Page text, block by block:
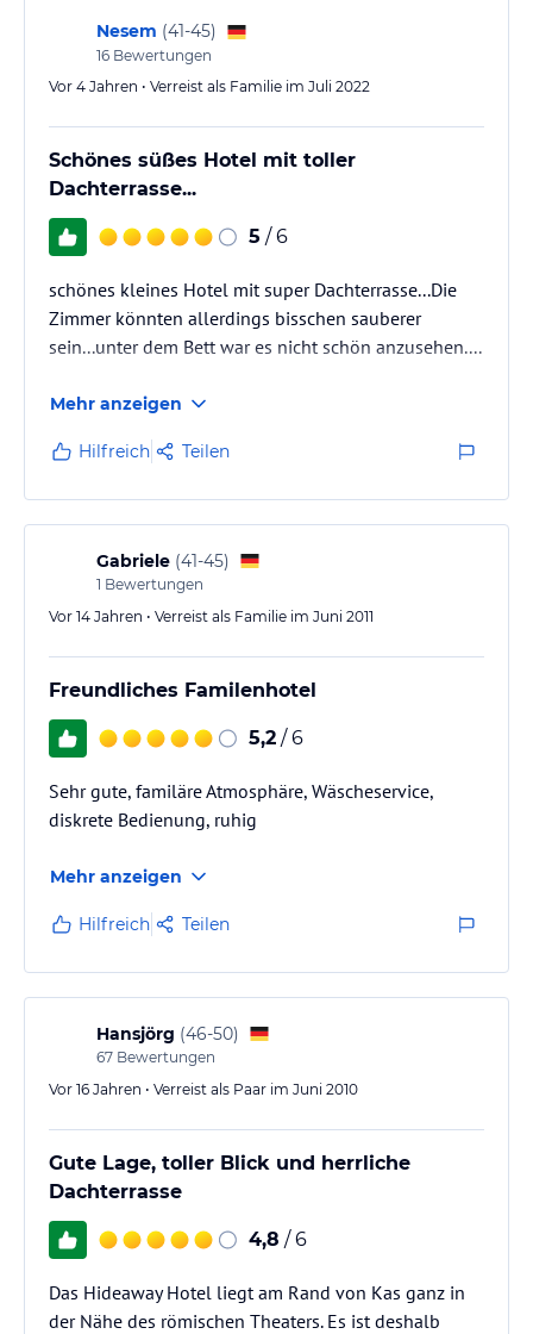
Hinweis: Verfasst von HolidayCheck mit Hilfe von KI. Alle
Nesem (41-45)
16 Bewertungen
Vor 4 Jahren • Verreist als Familie im Juli 2022
Schönes süßes Hotel mit toller
Dachterrasse...
5 / 6
schönes kleines Hotel mit super Dachterrasse...Die
Zimmer könnten allerdings bisschen sauberer
sein...unter dem Bett war es nicht schön anzusehen....
Mehr anzeigen
Hilfreich Teilen
Gabriele (41-45)
1 Bewertungen
Vor 14 Jahren • Verreist als Familie im Juni 2011
Freundliches Familenhotel
5,2 / 6
Sehr gute, familäre Atmosphäre, Wäscheservice,
diskrete Bedienung, ruhig
Mehr anzeigen
Hilfreich Teilen
Hansjörg (46-50)
67 Bewertungen
Vor 16 Jahren • Verreist als Paar im Juni 2010
Gute Lage, toller Blick und herrliche
Dachterrasse
4,8 / 6
Das Hideaway Hotel liegt am Rand von Kas ganz in
der Nähe des römischen Theaters. Es ist deshalb